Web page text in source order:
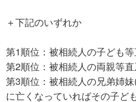
＋下記のいずれか
第1順位：被相続人の子ども
第2順位：被相続人の両親等
第3順位：被相続人の兄弟姉
に亡くなっていればその子ど